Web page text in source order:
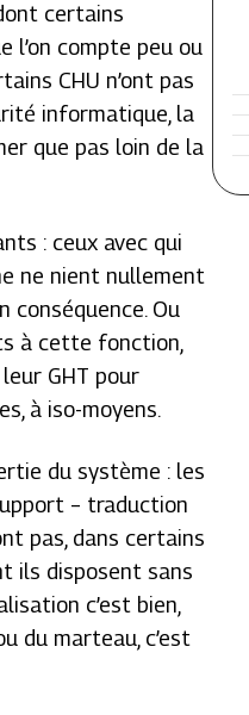
certains
l’on compte peu ou
CHU n’ont pas
informatique, la
que pas loin de la
: ceux avec qui
ne nient nullement
conséquence. Ou
à cette fonction,
GHT pour
à iso-moyens.
du système : les
– traduction
pas, dans certains
ils disposent sans
c’est bien,
du marteau, c’est